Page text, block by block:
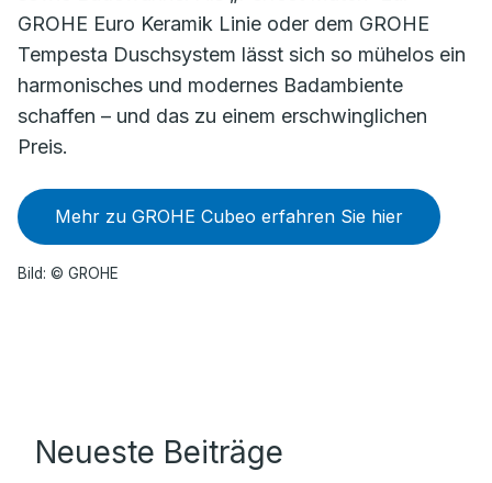
GROHE Euro Keramik Linie oder dem GROHE
Tempesta Duschsystem lässt sich so mühelos ein
harmonisches und modernes Badambiente
schaffen – und das zu einem erschwinglichen
Preis.
Mehr zu GROHE Cubeo erfahren Sie hier
Bild: © GROHE
Neueste Beiträge